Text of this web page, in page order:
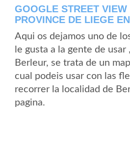
GOOGLE STREET VIEW
PROVINCE DE LIEGE
Aqui os dejamos uno de
le gusta a la gente de
Berleur, se trata de un
cual podeis usar con las
recorrer la localidad de
pagina.